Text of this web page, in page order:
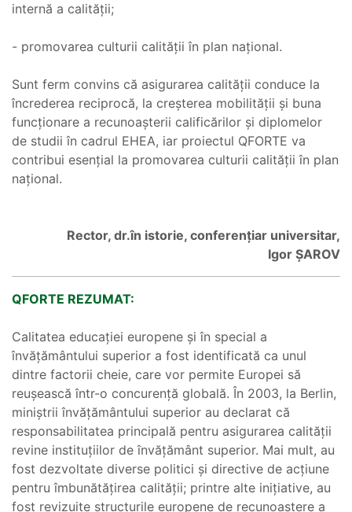
internă a calității;
- promovarea culturii calității în plan național.
Sunt ferm convins că asigurarea calității conduce la
încrederea reciprocă, la creșterea mobilității și buna
funcționare a recunoașterii calificărilor și diplomelor
de studii în cadrul EHEA, iar proiectul QFORTE va
contribui esențial la promovarea culturii calității în plan
național.
Rector, dr.în istorie, conferențiar universitar,
Igor ȘAROV
QFORTE REZUMAT:
Calitatea educației europene și în special a
învățământului superior a fost identificată ca unul
dintre factorii cheie, care vor permite Europei să
reușească într-o concurență globală. În 2003, la Berlin,
miniștrii învățământului superior au declarat că
responsabilitatea principală pentru asigurarea calității
revine instituțiilor de învățământ superior. Mai mult, au
fost dezvoltate diverse politici și directive de acțiune
pentru îmbunătățirea calității; printre alte inițiative, au
fost revizuite structurile europene de recunoaștere a